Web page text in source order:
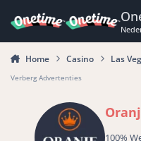
Home Casino Las
Verberg Advertenties
100%